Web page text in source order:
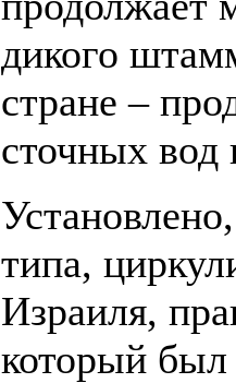
дикого
стране –
сточных вод
типа,
Израиля,
который был